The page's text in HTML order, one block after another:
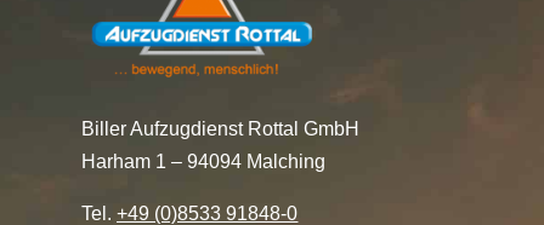
Biller Aufzugdienst Rottal GmbH
Harham 1 – 94094 Malching
Tel.+49 (0)8533 91848-0